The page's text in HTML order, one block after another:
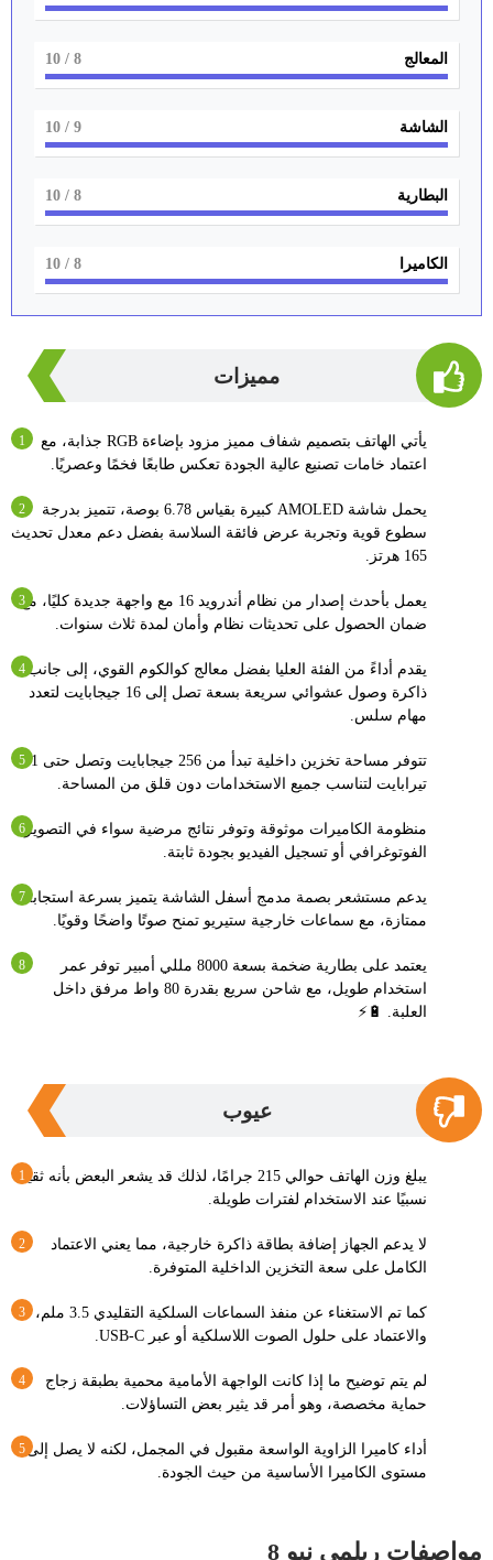
المعالج 8
/ 10
الشاشة 9
/ 10
البطارية 8
/ 10
الكاميرا 8
/ 10
مميزات
يأتي الهاتف بتصميم شفاف مميز مزود بإضاءة RGB جذابة، مع
اعتماد خامات تصنيع عالية الجودة تعكس طابعًا فخمًا وعصريًا.
يحمل شاشة AMOLED كبيرة بقياس 6.78 بوصة، تتميز بدرجة
سطوع قوية وتجربة عرض فائقة السلاسة بفضل دعم معدل تحديث
165 هرتز.
يعمل بأحدث إصدار من نظام أندرويد 16 مع واجهة جديدة كليًا، مع
ضمان الحصول على تحديثات نظام وأمان لمدة ثلاث سنوات.
يقدم أداءً من الفئة العليا بفضل معالج كوالكوم القوي، إلى جانب
ذاكرة وصول عشوائي سريعة بسعة تصل إلى 16 جيجابايت لتعدد
مهام سلس.
تتوفر مساحة تخزين داخلية تبدأ من 256 جيجابايت وتصل حتى 1
تيرابايت لتناسب جميع الاستخدامات دون قلق من المساحة.
منظومة الكاميرات موثوقة وتوفر نتائج مرضية سواء في التصوير
الفوتوغرافي أو تسجيل الفيديو بجودة ثابتة.
يدعم مستشعر بصمة مدمج أسفل الشاشة يتميز بسرعة استجابة
ممتازة، مع سماعات خارجية ستيريو تمنح صوتًا واضحًا وقويًا.
يعتمد على بطارية ضخمة بسعة 8000 مللي أمبير توفر عمر
استخدام طويل، مع شاحن سريع بقدرة 80 واط مرفق داخل
العلبة. 🔋⚡
عيوب
يبلغ وزن الهاتف حوالي 215 جرامًا، لذلك قد يشعر البعض بأنه ثقيل
نسبيًا عند الاستخدام لفترات طويلة.
لا يدعم الجهاز إضافة بطاقة ذاكرة خارجية، مما يعني الاعتماد
الكامل على سعة التخزين الداخلية المتوفرة.
كما تم الاستغناء عن منفذ السماعات السلكية التقليدي 3.5 ملم،
والاعتماد على حلول الصوت اللاسلكية أو عبر USB-C.
لم يتم توضيح ما إذا كانت الواجهة الأمامية محمية بطبقة زجاج
حماية مخصصة، وهو أمر قد يثير بعض التساؤلات.
أداء كاميرا الزاوية الواسعة مقبول في المجمل، لكنه لا يصل إلى
مستوى الكاميرا الأساسية من حيث الجودة.
مواصفات ريلمي نيو 8